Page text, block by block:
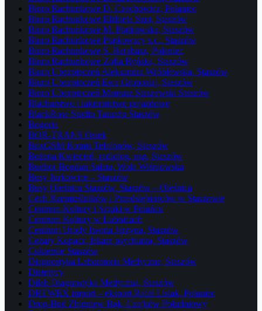
Biuro Rachunkowe D. Czechowicz, Połaniec
Biuro Rachunkowe Elżbieta Szot, Staszów
Biuro Rachunkowe M. Piątkowska, Staszów
Biuro Rachunkowe Piątkowscy s.c., Staszów
Biuro Rachunkowe S. Barabasz, Połaniec
Biuro Rachunkowe Zofia Ryńska, Staszów
Biuro Ubezpieczeń Aleksandra Wróblewska, Staszów
Biuro Ubezpieczeń Ewa Gronostaj, Staszów
Biuro Ubezpieczeń Mateusz Staszewski Staszów
Blacharstwo i lakiernictwo pojazdowe
BlackRose Studio Tatuażu Staszów
Bogoria
BOR-TRANS Osiek
BoxGSM Komis Telefonów, Staszów
Bożena Kwiecień, radiolog, usg, Staszów
Budkor Bogdan Sałata, Wola Wiśniowska
Busy Jurkowice – Staszów
Busy Oleśnica Staszów, Staszów – Oleśnica
Cech Rzemieślników i Przedsiębiorców w Staszowie
Centrum Kultury i Sztuki w Połańcu
Centrum Kultury w Łubnicach
Centrum Urody Iwona Jarzyna, Staszów
Cezary Kopacz, lekarz psychiatra, Staszów
Cukiernie Staszów
Diagnostyka Laboratoria Medyczne, Staszów
Dietetycy
Dilab Diagnostyka Medyczna, Staszów
DREWEX import – eksport Rafał Lisiak, Połaniec
Drog-Bud Zbigniew Bąk, Czajków Południowy